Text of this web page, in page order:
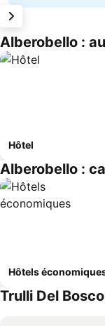
Alberobello :
Hôtel
Alberobello :
Hôtels
Trulli Del